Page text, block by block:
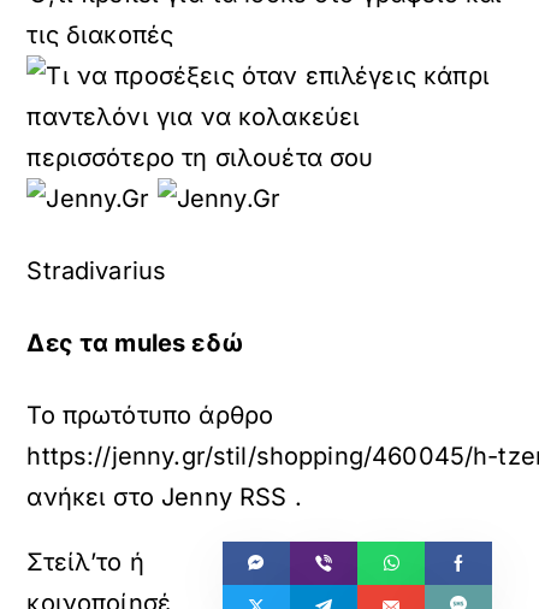
τις διακοπές
Stradivarius
Δες τα mulesεδώ
Το πρωτότυπο άρθρο
https://jenny.gr/stil/shopping/460045/h-
ανήκει στο Jenny RSS .